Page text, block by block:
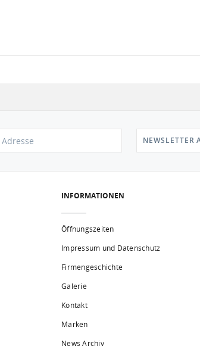
NEWSLETTER
INFORMATIONEN
Öffnungszeiten
Impressum und Datenschutz
Firmengeschichte
Galerie
Kontakt
Marken
News Archiv